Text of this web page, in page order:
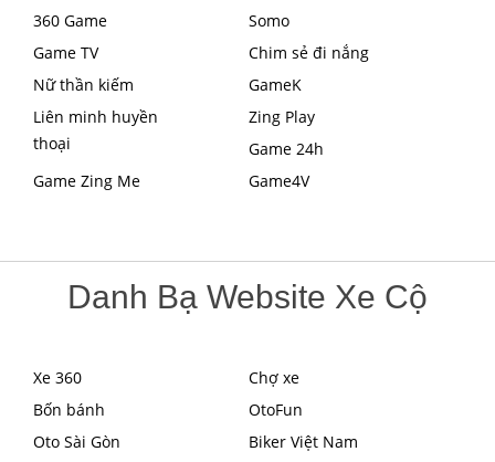
360 Game
Somo
Game TV
Chim sẻ đi nắng
Nữ thần kiếm
GameK
Liên minh huyền
thoại
Zing Play
Game 24h
Game Zing Me
Game4V
Danh Bạ Website Xe Cộ
Xe 360
Chợ xe
Bốn bánh
OtoFun
Oto Sài Gòn
Biker Việt Nam